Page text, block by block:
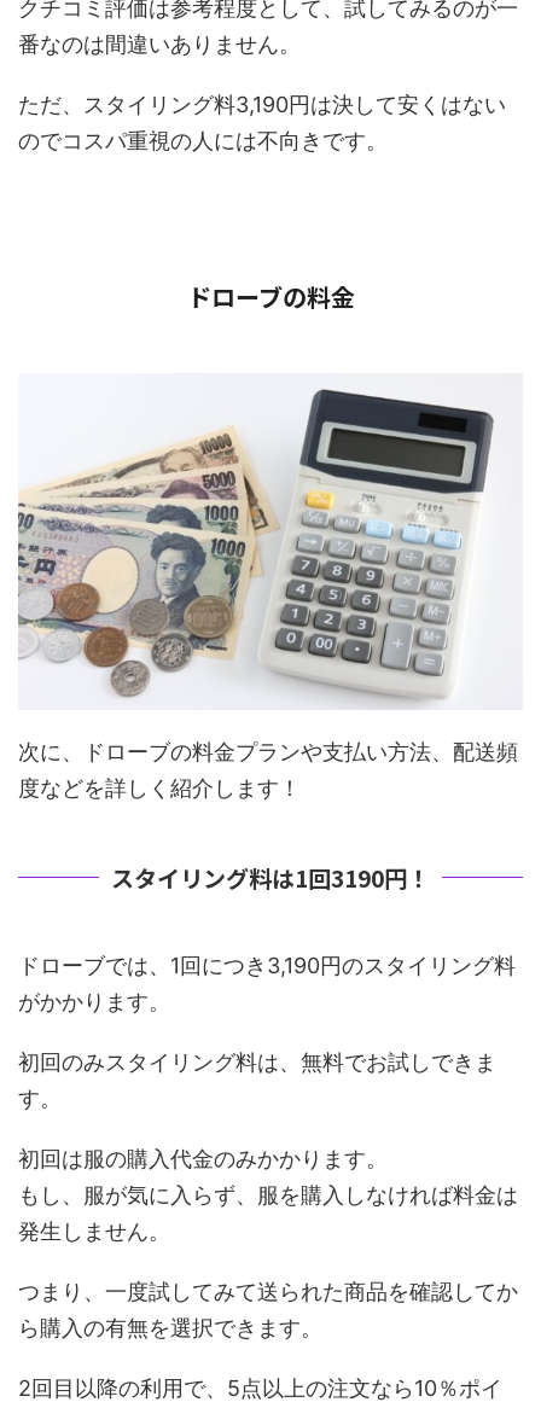
クチコミ評価は参考程度として、試してみるのが一
番なのは間違いありません。
ただ、スタイリング料3,190円は決して安くはない
のでコスパ重視の人には不向きです。
ドローブの料金
次に、ドローブの料金プランや支払い方法、配送頻
度などを詳しく紹介します！
スタイリング料は1回3190円！
ドローブでは、1回につき3,190円のスタイリング料
がかかります。
初回のみスタイリング料は、無料でお試しできま
す。
初回は服の購入代金のみかかります。
もし、服が気に入らず、服を購入しなければ料金は
発生しません。
つまり、一度試してみて送られた商品を確認してか
ら購入の有無を選択できます。
2回目以降の利用で、5点以上の注文なら10％ポイ